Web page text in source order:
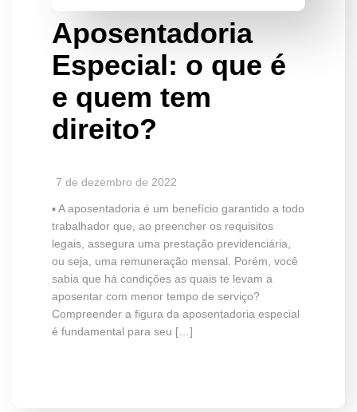
Aposentadoria
Especial: o que é
e quem tem
direito?
7 de dezembro de 2022
▪️ A aposentadoria é um benefício garantido a todo
trabalhador que, ao preencher os requisitos
legais, assegura uma prestação previdenciária,
ou seja, uma remuneração mensal. Porém, você
sabia que há condições as quais te levam a
aposentar com menor tempo de serviço?
Compreender a figura da aposentadoria especial
é fundamental para seu […]